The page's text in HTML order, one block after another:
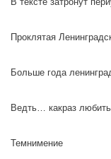
Проклятая
Больше года
Ведть… какраз
Темнимение